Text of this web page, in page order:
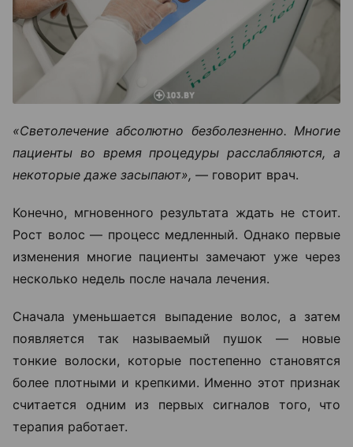
«Светолечение абсолютно безболезненно. Многие
пациенты во время процедуры расслабляются, а
некоторые даже засыпают», — говорит врач.
Конечно, мгновенного результата ждать не стоит.
Рост волос — процесс медленный. Однако первые
изменения многие пациенты замечают уже через
несколько недель после начала лечения.
Сначала уменьшается выпадение волос, а затем
появляется так называемый пушок — новые
тонкие волоски, которые постепенно становятся
более плотными и крепкими. Именно этот признак
считается одним из первых сигналов того, что
терапия работает.